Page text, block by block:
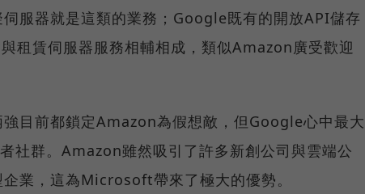
服器就是這類的業務；Google既有的開放API儲存
租賃伺服器服務相輔相成，類似Amazon廣受歡迎
目前都鎖定Amazon為假想敵，但Google心中最大
社群。Amazon雖然吸引了許多新創公司與雲端公
業，這為Microsoft帶來了極大的優勢。